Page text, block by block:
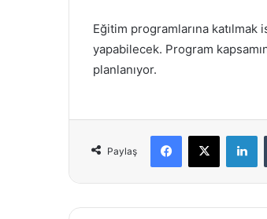
Eğitim programlarına
yapabilecek. Program
planlanıyor.
Paylaş
Facebook
X